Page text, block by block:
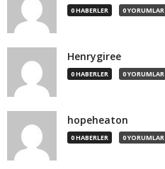
0 HABERLER 0 YORUMLAR
Henrygiree
0 HABERLER 0 YORUMLAR
hopeheaton
0 HABERLER 0 YORUMLAR